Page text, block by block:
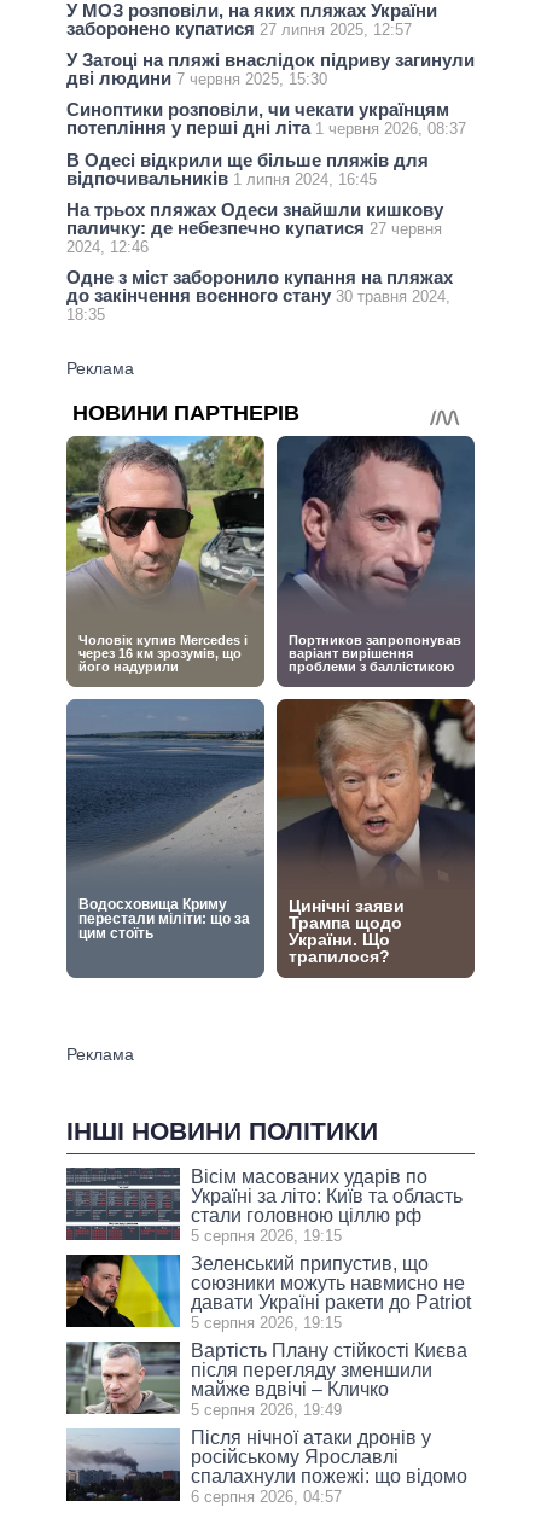
У МОЗ розповіли, на яких пляжах України
заборонено купатися 27 липня 2025, 12:57
У Затоці на пляжі внаслідок підриву загинули
дві людини 7 червня 2025, 15:30
Синоптики розповіли, чи чекати українцям
потепління у перші дні літа 1 червня 2026, 08:37
В Одесі відкрили ще більше пляжів для
відпочивальників 1 липня 2024, 16:45
На трьох пляжах Одеси знайшли кишкову
паличку: де небезпечно купатися 27 червня
2024, 12:46
Одне з міст заборонило купання на пляжах
до закінчення воєнного стану 30 травня 2024,
18:35
ІНШІ НОВИНИ ПОЛІТИКИ
Вісім масованих ударів по
Україні за літо: Київ та область
стали головною ціллю рф
5 серпня 2026, 19:15
Зеленський припустив, що
союзники можуть навмисно не
давати Україні ракети до Patriot
5 серпня 2026, 19:15
Вартість Плану стійкості Києва
після перегляду зменшили
майже вдвічі – Кличко
5 серпня 2026, 19:49
Після нічної атаки дронів у
російському Ярославлі
спалахнули пожежі: що відомо
6 серпня 2026, 04:57